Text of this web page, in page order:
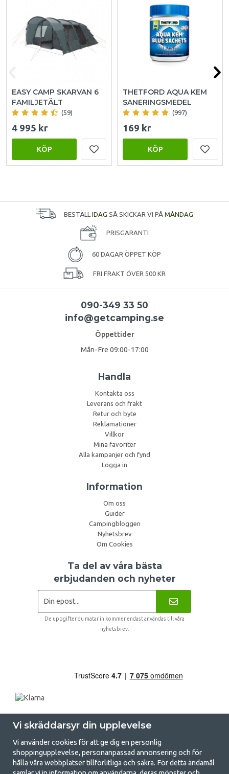
EASY CAMP SKARVAN 6
FAMILJETÄLT
(59)
4 995 kr
KÖP
THETFORD AQUA KEM
SANERINGSMEDEL
(997)
169 kr
KÖP
BESTÄLL IDAG SÅ SKICKAR VI PÅ MÅNDAG
PRISGARANTI
60 DAGAR ÖPPET KÖP
FRI FRAKT ÖVER 500 KR
090-349 33 50
info@getcamping.se
Öppettider
Mån-Fre 09:00-17:00
Handla
Kontakta oss
Leverans och frakt
Retur och byte
Reklamationer
Villkor
Mina favoriter
Alla kampanjer och fynd
Logga in
Information
Om oss
Guider
Campingbloggen
Nyhetsbrev
Om Cookies
Ta del av våra bästa
erbjudanden och nyheter
De uppgifter du matar in kommer endast användas till våra
nyhetsbrev.
Vi skräddarsyr din upplevelse
Vi använder cookies för att ge dig en personlig
shoppingupplevelse, personanpassad annonsering och för
hålla våra webbplatser tillförlitliga och säkra. För detta ändamål